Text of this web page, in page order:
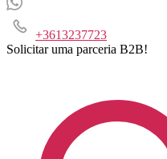
+3613237723
Solicitar uma parceria B2B!